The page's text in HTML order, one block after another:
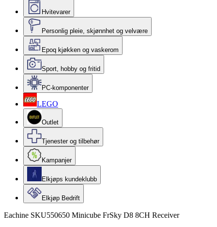
Hvitevarer
Personlig pleie, skjønnhet og velvære
Epoq kjøkken og vaskerom
Sport, hobby og fritid
PC-komponenter
LEGO
Outlet
Tjenester og tilbehør
Kampanjer
Elkjøps kundeklubb
Elkjøp Bedrift
Eachine SKU550650 Minicube FrSky D8 8CH Receiver